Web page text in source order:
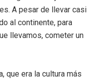
A pesar de llevar casi
al continente, para
llevamos, cometer un
que era la cultura más